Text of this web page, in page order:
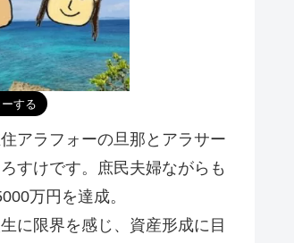
アラフォーの旦那とアラサー
すけです。庶民夫婦ながらも
万円を達成。
に限界を感じ、資産形成に目